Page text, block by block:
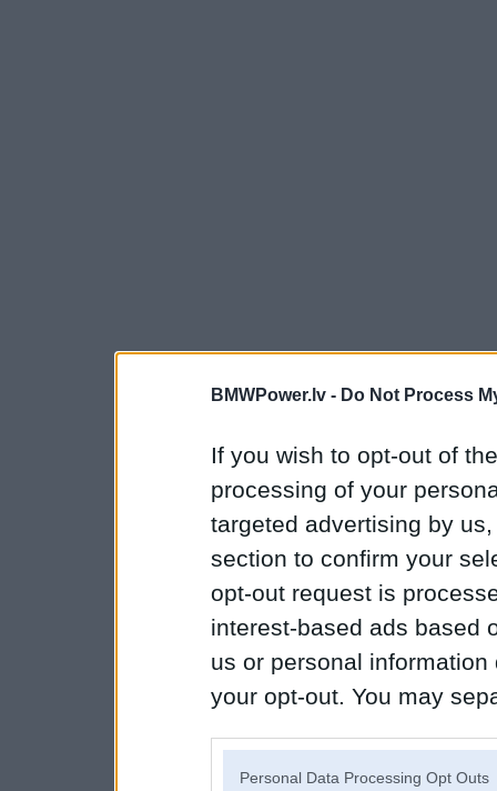
BMWPower.lv - Do Not Process
If you wish to opt-out of
processing of your
targeted advertising by
section to confirm your
opt-out request is
interest-based ads based
us or personal
your opt-out. You may
Personal Data Processing Opt Outs